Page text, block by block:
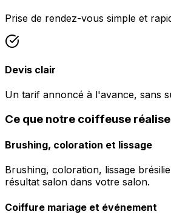
Prise de rendez-vous simple et
Devis clair
Un tarif annoncé à l'avance, sans
Ce que notre coiffeuse
Brushing, coloration et lissage
Brushing, coloration, lissage
résultat salon dans votre salon.
Coiffure mariage et événement